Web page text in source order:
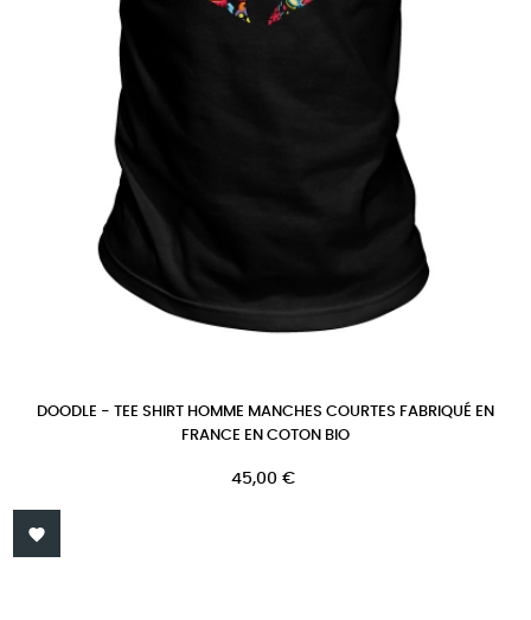
DOODLE - TEE SHIRT HOMME MANCHES COURTES FABRIQUÉ EN
FRANCE EN COTON BIO
Prix
45,00 €
